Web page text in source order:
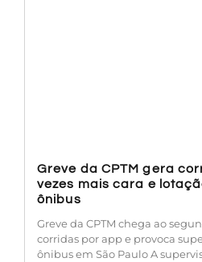
Greve da CPTM gera
vezes mais cara e
ônibus
Greve da CPTM chega ao
corridas por app e provoca
ônibus em São Paulo A